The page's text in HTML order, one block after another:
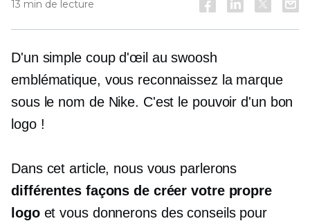
13 min de lecture
D'un simple coup d'œil au swoosh
emblématique, vous reconnaissez la marque
sous le nom de Nike. C'est le pouvoir d'un bon
logo !
Dans cet article, nous vous parlerons
différentes façons de créer votre propre
logoet vous donnerons des conseils pour